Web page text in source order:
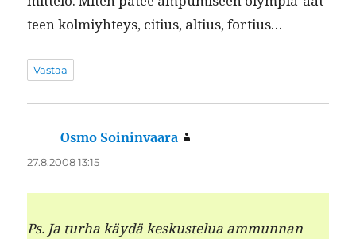
teen kolmiy­hteys, citius, altius, fortius…
Vastaa
Osmo Soininvaara
27.8.2008 13:15
Ps. Ja turha käy­dä keskustelua ammunnan